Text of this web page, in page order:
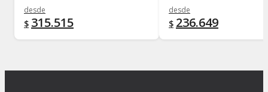
desde
$ 315.515
desde
$ 236.649